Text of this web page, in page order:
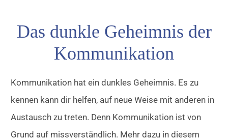
Das dunkle Geheimnis der
Kommunikation
Kommunikation hat ein dunkles Geheimnis. Es zu
kennen kann dir helfen, auf neue Weise mit anderen in
Austausch zu treten. Denn Kommunikation ist von
Grund auf missverständlich. Mehr dazu in diesem